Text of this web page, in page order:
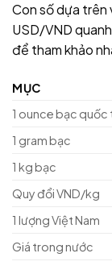
Con số dựa trên
USD/VND
để tham khảo
MỤC
1 ounce bạc quốc
1 gram bạc
1 kg bạc
Quy đổi VND/kg
1 lượng Việt Nam
Giá trong nước